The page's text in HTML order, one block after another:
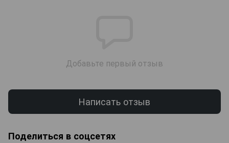
Добавьте первый отзыв
Написать отзыв
Поделиться в соцсетях